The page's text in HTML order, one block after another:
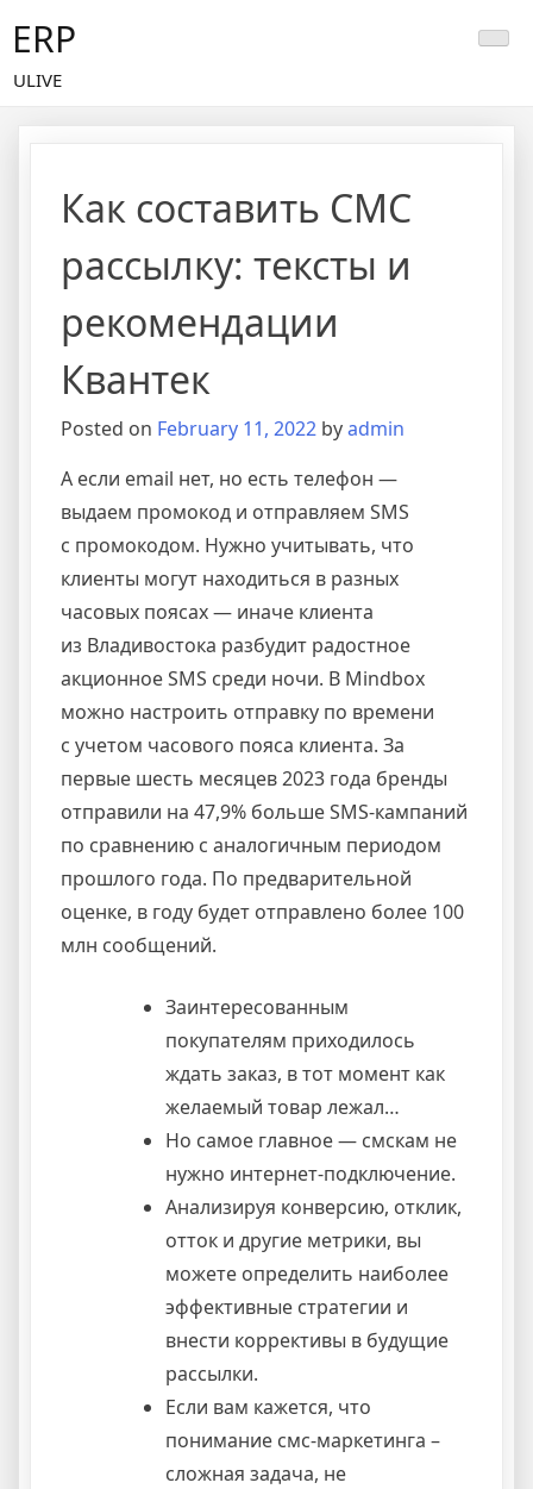
content
ERP
ULIVE
Как составить СМС
рассылку: тексты и
рекомендации
Квантек
Posted on February 11, 2022 byadmin
А если email нет, но есть телефон —
выдаем промокод и отправляем SMS
с промокодом. Нужно учитывать, что
клиенты могут находиться в разных
часовых поясах — иначе клиента
из Владивостока разбудит радостное
акционное SMS среди ночи. В Mindbox
можно настроить отправку по времени
с учетом часового пояса клиента. За
первые шесть месяцев 2023 года бренды
отправили на 47,9% больше SMS-кампаний
по сравнению с аналогичным периодом
прошлого года. По предварительной
оценке, в году будет отправлено более 100
млн сообщений.
Заинтересованным
покупателям приходилось
ждать заказ, в тот момент как
желаемый товар лежал…
Но самое главное — смскам не
нужно интернет-подключение.
Анализируя конверсию, отклик,
отток и другие метрики, вы
можете определить наиболее
эффективные стратегии и
внести коррективы в будущие
рассылки.
Если вам кажется, что
понимание смс-маркетинга –
сложная задача, не